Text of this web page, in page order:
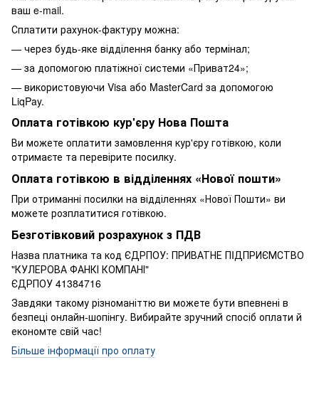
ваш e-mail.
Сплатити рахунок-фактуру можна:
— через будь-яке відділення банку або термінал;
— за допомогою платіжної системи «Приват24»;
— використовуючи Visa або MasterCard за допомогою
LiqPay.
Оплата готівкою кур'єру Нова Пошта
Ви можете оплатити замовлення кур'єру готівкою, коли
отримаєте та перевірите посилку.
Оплата готівкою в відділеннях «Нової пошти»
При отриманні посилки на відділеннях «Нової Пошти» ви
можете розплатитися готівкою.
Безготівковий розрахунок з ПДВ
Назва платника та код ЄДРПОУ: ПРИВАТНЕ ПIДПРИЄМСТВО
"КУЛЕРОВА ФАНКІ КОМПАНІ"
ЄДРПОУ 41384716
Завдяки такому різноманіттю ви можете бути впевнені в
безпеці онлайн-шопінгу. Вибирайте зручний спосіб оплати й
економте свій час!
Більше інформації про оплату